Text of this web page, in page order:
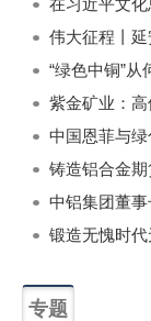
“绿色中铜”从
紫金矿业：高
中国恩菲与
铸造铝合金
专题